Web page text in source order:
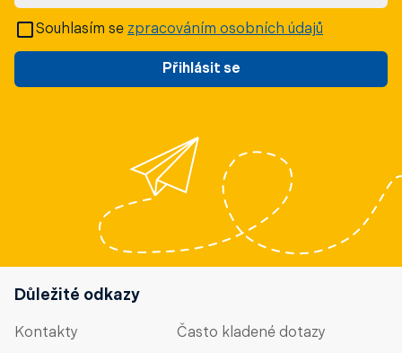
Přihlásit se
Souhlasím se zpracováním osobních údajů
Důležité odkazy
Kontakty Často kladené dotazy